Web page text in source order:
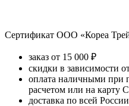
Сертификат ООО «Кореа
заказ от 15 000 ₽
скидки в зависимости
оплата наличными при
расчетом или на карту
доставка по всей России